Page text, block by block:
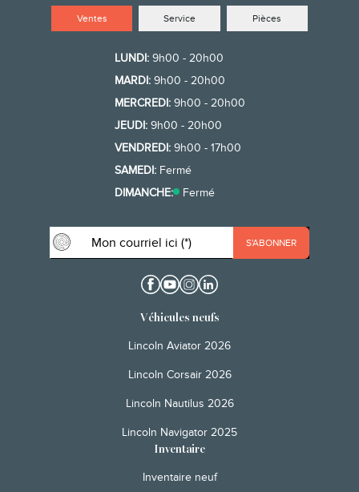
Ventes Service Pièces
LUNDI: 9h00 - 20h00
MARDI: 9h00 - 20h00
MERCREDI: 9h00 - 20h00
JEUDI: 9h00 - 20h00
VENDREDI: 9h00 - 17h00
SAMEDI: Fermé
DIMANCHE:
Fermé
Véhicules neufs
Lincoln Aviator 2026
Lincoln Corsair 2026
Lincoln Nautilus 2026
Lincoln Navigator 2025
Inventaire
Inventaire neuf